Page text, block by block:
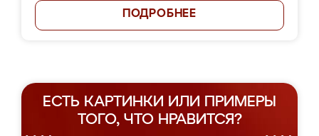
ПОДРОБНЕЕ
ЕСТЬ КАРТИНКИ ИЛИ ПРИМЕРЫ
ТОГО, ЧТО НРАВИТСЯ?